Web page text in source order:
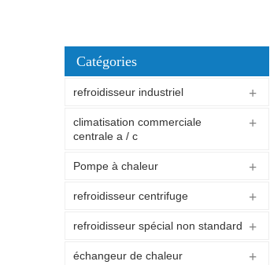
Catégories
refroidisseur industriel
climatisation commerciale
centrale a / c
Pompe à chaleur
refroidisseur centrifuge
refroidisseur spécial non standard
échangeur de chaleur